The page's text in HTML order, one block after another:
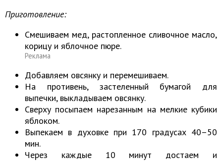
Приготовление:
Смешиваем мед, растопленное сливочное масло,
корицу и яблочное пюре.
Реклама
Добавляем овсянку и перемешиваем.
На противень, застеленный бумагой для
выпечки, выкладываем овсянку.
Сверху посыпаем нарезанным на мелкие кубики
яблоком.
Выпекаем в духовке при 170 градусах 40–50
мин.
Через каждые 10 минут достаем и